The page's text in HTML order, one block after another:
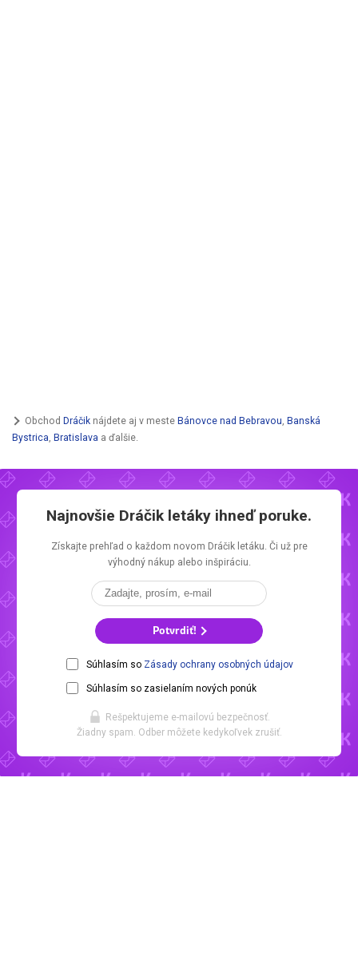
Obchod Dráčik nájdete aj v meste Bánovce nad Bebravou Banská
Bystrica Bratislava a ďalšie.
Najnovšie Dráčik letáky ihneď poruke.
Získajte prehľad o každom novom Dráčik letáku. Či už pre
výhodný nákup alebo inšpiráciu.
Potvrdiť!
Súhlasím so Zásady ochrany osobných údajov
Súhlasím so zasielaním nových ponúk
Rešpektujeme e-mailovú bezpečnosť.
Žiadny spam. Odber môžete kedykoľvek zrušiť.